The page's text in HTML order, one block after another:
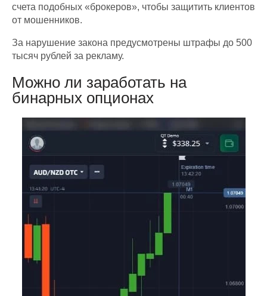
счета подобных «брокеров», чтобы защитить клиентов
от мошенников.
За нарушение закона предусмотрены штрафы до 500
тысяч рублей за рекламу.
Можно ли заработать на
бинарных опционах